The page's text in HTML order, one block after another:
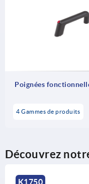
Poignées
4 Gammes de produits
Découvrez